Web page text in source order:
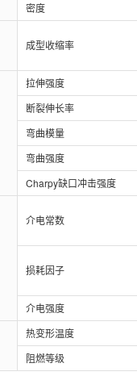
密度
成型收缩率
拉伸强度
断裂伸长率
弯曲模量
弯曲强度
Charpy缺口冲击强度
介电常数
损耗因子
介电强度
热变形温度
阻燃等级